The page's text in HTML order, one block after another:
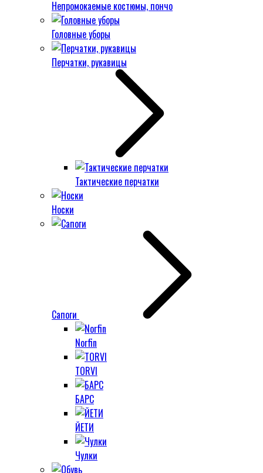
Непромокаемые костюмы, пончо
Головные уборы
Перчатки, рукавицы
Тактические перчатки
Носки
Сапоги
Norfin
TORVI
БАРС
ЙЕТИ
Чулки